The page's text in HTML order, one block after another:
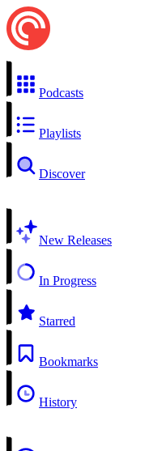
Podcasts
Playlists
Discover
New Releases
In Progress
Starred
Bookmarks
History